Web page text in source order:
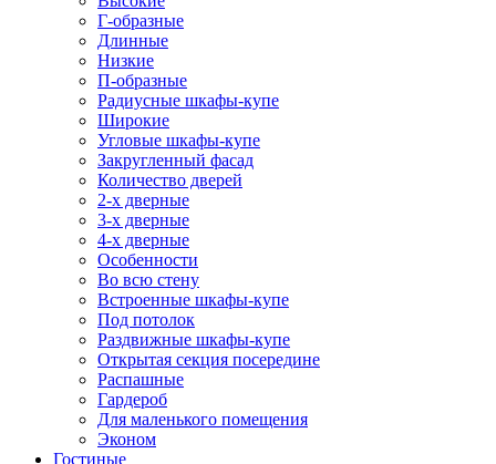
Г-образные
Длинные
Низкие
П-образные
Радиусные шкафы-купе
Широкие
Угловые шкафы-купе
Закругленный фасад
Количество дверей
2-х дверные
3-х дверные
4-х дверные
Особенности
Во всю стену
Встроенные шкафы-купе
Под потолок
Раздвижные шкафы-купе
Открытая секция посередине
Распашные
Гардероб
Для маленького помещения
Эконом
Гостиные